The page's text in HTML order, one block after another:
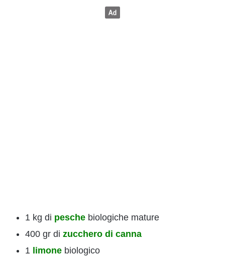
1 kg di pesche biologiche mature
400 gr di zucchero di canna
1 limone biologico